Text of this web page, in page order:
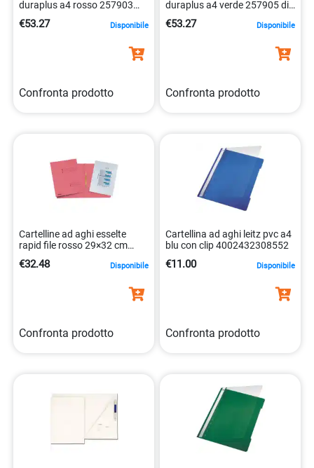
duraplus a4 rosso 257903
€53.27 Disponibile
Confronta prodotto
duraplus a4 verde 257905 di
€53.27 Disponibile
Confronta prodotto
Cartelline ad aghi esselte
rapid file rosso 29×32 cm
€32.48 Disponibile
Confronta prodotto
Cartellina ad aghi leitz pvc a4
blu con clip 4002432308552
€11.00 Disponibile
Confronta prodotto